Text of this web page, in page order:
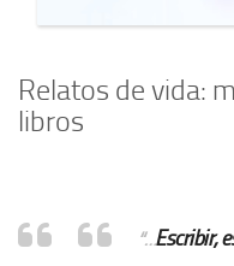
Relatos de vida:
libros
“…Escribir,